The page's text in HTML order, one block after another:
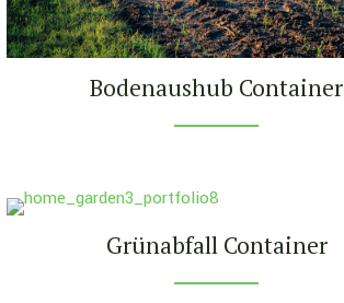
Bodenaushub Container
Grünabfall Container